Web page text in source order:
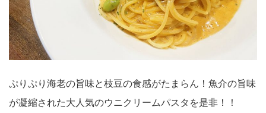
ぷりぷり海老の旨味と枝豆の食感がたまらん！魚介の旨味
が凝縮された大人気のウニクリームパスタを是非！！